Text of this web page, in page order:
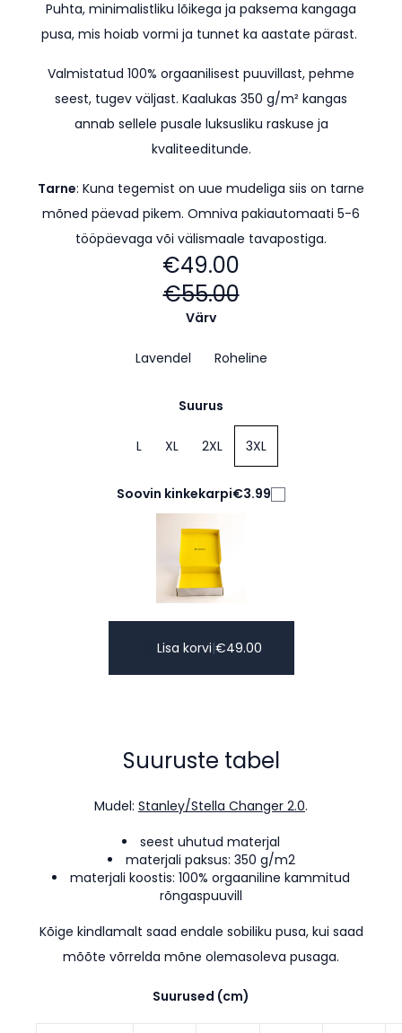
Puhta, minimalistliku lõikega ja paksema kangaga
pusa, mis hoiab vormi ja tunnet ka aastate pärast.
Valmistatud 100% orgaanilisest puuvillast, pehme
seest, tugev väljast. Kaalukas 350 g/m² kangas
annab sellele pusale luksusliku raskuse ja
kvaliteeditunde.
Tarne: Kuna tegemist on uue mudeliga siis on tarne
mõned päevad pikem. Omniva pakiautomaati 5-6
tööpäevaga või välismaale tavapostiga.
€49.00
€55.00
Värv
Lavendel Roheline
Suurus
L XL 2XL 3XL
Soovin kinkekarpi€3.99
Lisa korvi|€49.00
Suuruste tabel
Mudel: Stanley/Stella Changer 2.0.
seest uhutud materjal
materjali paksus: 350 g/m2
materjali koostis: 100% orgaaniline kammitud
rõngaspuuvill
Kõige kindlamalt saad endale sobiliku pusa, kui saad
mõõte võrrelda mõne olemasoleva pusaga.
Suurused (cm)